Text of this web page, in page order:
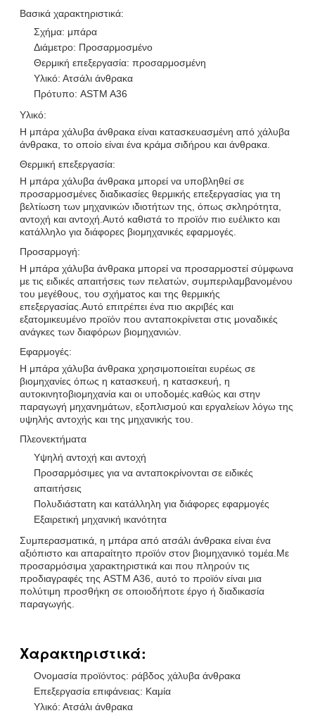
Βασικά χαρακτηριστικά:
Σχήμα: μπάρα
Διάμετρο: Προσαρμοσμένο
Θερμική επεξεργασία: προσαρμοσμένη
Υλικό: Ατσάλι άνθρακα
Πρότυπο: ASTM A36
Υλικό:
Η μπάρα χάλυβα άνθρακα είναι κατασκευασμένη από χάλυβα
άνθρακα, το οποίο είναι ένα κράμα σιδήρου και άνθρακα.
Θερμική επεξεργασία:
Η μπάρα χάλυβα άνθρακα μπορεί να υποβληθεί σε
προσαρμοσμένες διαδικασίες θερμικής επεξεργασίας για τη
βελτίωση των μηχανικών ιδιοτήτων της, όπως σκληρότητα,
αντοχή και αντοχή.Αυτό καθιστά το προϊόν πιο ευέλικτο και
κατάλληλο για διάφορες βιομηχανικές εφαρμογές.
Προσαρμογή:
Η μπάρα χάλυβα άνθρακα μπορεί να προσαρμοστεί σύμφωνα
με τις ειδικές απαιτήσεις των πελατών, συμπεριλαμβανομένου
του μεγέθους, του σχήματος και της θερμικής
επεξεργασίας.Αυτό επιτρέπει ένα πιο ακριβές και
εξατομικευμένο προϊόν που ανταποκρίνεται στις μοναδικές
ανάγκες των διαφόρων βιομηχανιών.
Εφαρμογές:
Η μπάρα χάλυβα άνθρακα χρησιμοποιείται ευρέως σε
βιομηχανίες όπως η κατασκευή, η κατασκευή, η
αυτοκινητοβιομηχανία και οι υποδομές.καθώς και στην
παραγωγή μηχανημάτων, εξοπλισμού και εργαλείων λόγω της
υψηλής αντοχής και της μηχανικής του.
Πλεονεκτήματα
Υψηλή αντοχή και αντοχή
Προσαρμόσιμες για να ανταποκρίνονται σε ειδικές
απαιτήσεις
Πολυδιάστατη και κατάλληλη για διάφορες εφαρμογές
Εξαιρετική μηχανική ικανότητα
Συμπερασματικά, η μπάρα από ατσάλι άνθρακα είναι ένα
αξιόπιστο και απαραίτητο προϊόν στον βιομηχανικό τομέα.Με
προσαρμόσιμα χαρακτηριστικά και που πληρούν τις
προδιαγραφές της ASTM A36, αυτό το προϊόν είναι μια
πολύτιμη προσθήκη σε οποιοδήποτε έργο ή διαδικασία
παραγωγής.
Χαρακτηριστικά:
Ονομασία προϊόντος: ράβδος χάλυβα άνθρακα
Επεξεργασία επιφάνειας: Καμία
Υλικό: Ατσάλι άνθρακα